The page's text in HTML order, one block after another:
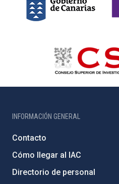
INFORMACIÓN GENERAL
Contacto
Cómo llegar al IAC
Directorio de personal